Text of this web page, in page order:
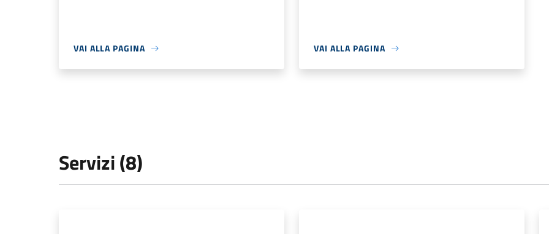
VAI ALLA PAGINA VAI ALLA PAGINA
Servizi (8)